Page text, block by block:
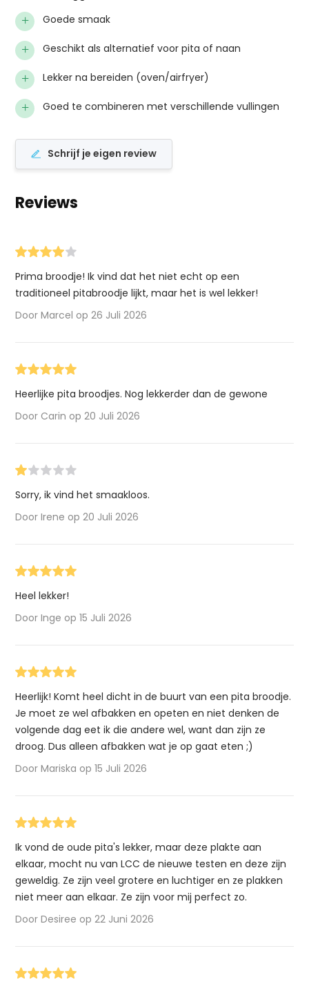
+
Goede smaak
+ Geschikt als alternatief voor pita of naan
+ Lekker na bereiden (oven/airfryer)
+ Goed te combineren met verschillende vullingen
Schrijf je eigen review
Reviews
Prima broodje! Ik vind dat het niet echt op een
traditioneel pitabroodje lijkt, maar het is wel lekker!
Door Marcel op 26 Juli 2026
Heerlijke pita broodjes. Nog lekkerder dan de gewone
Door Carin op 20 Juli 2026
Sorry, ik vind het smaakloos.
Door Irene op 20 Juli 2026
Heel lekker!
Door Inge op 15 Juli 2026
Heerlijk! Komt heel dicht in de buurt van een pita broodje.
Je moet ze wel afbakken en opeten en niet denken de
volgende dag eet ik die andere wel, want dan zijn ze
droog. Dus alleen afbakken wat je op gaat eten ;)
Door Mariska op 15 Juli 2026
Ik vond de oude pita's lekker, maar deze plakte aan
elkaar, mocht nu van LCC de nieuwe testen en deze zijn
geweldig. Ze zijn veel grotere en luchtiger en ze plakken
niet meer aan elkaar. Ze zijn voor mij perfect zo.
Door Desiree op 22 Juni 2026